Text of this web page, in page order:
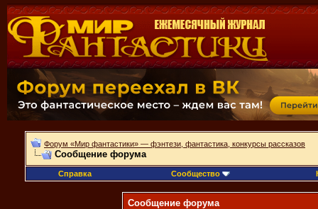
Форум «Мир фантастики» — фэнтези, фантастика, конкурсы рассказов
Сообщение форума
Справка Сообщество
Сообщение форума